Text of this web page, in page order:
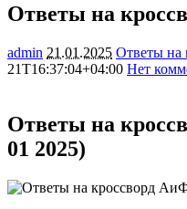
Ответы на
admin 21.01.2025 Ответы на
21T16:37:04+04:00 Нет
Ответы на
01 2025)